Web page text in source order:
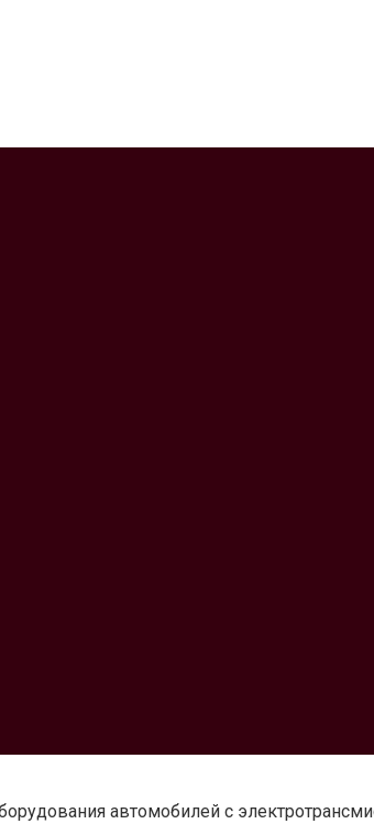
автомобилей с